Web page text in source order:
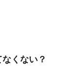
くない？